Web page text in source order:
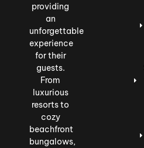
providing
an
unforgettable
experience
for their
guests.
From
luxurious
resorts to
cozy
beachfront
bungalows,